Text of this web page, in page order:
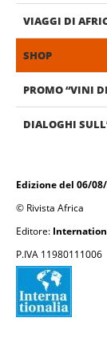
VIAGGI DI
SHOP
PROMO “VINI
DIALOGHI
Edizione del 06/
© Rivista Africa
Editore:
P.IVA 11980111006